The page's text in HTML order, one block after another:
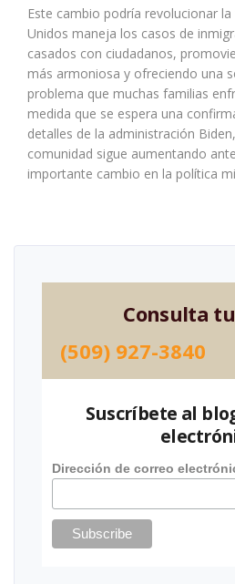
Este cambio podría revolucionar
Unidos maneja los casos de
casados con ciudadanos,
más armoniosa y ofreciendo una
problema que muchas familias
medida que se espera una
detalles de la administración
comunidad sigue aumentando
importante cambio en la política
Consulta
(509) 927-3840
Suscríbete al
Dirección de correo